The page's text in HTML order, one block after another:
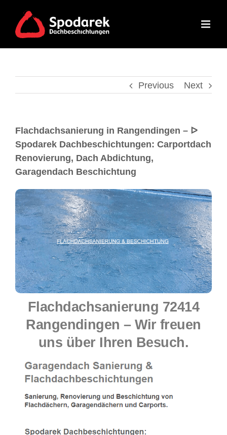
Previous Next
Flachdachsanierung in Rangendingen – ᐅ
Spodarek Dachbeschichtungen: Carportdach
Renovierung, Dach Abdichtung,
Garagendach Beschichtung
Flachdachsanierung 72414
Rangendingen – Wir freuen
uns über Ihren Besuch.